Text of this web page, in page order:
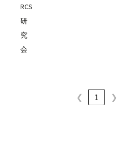
RCS
研
究
会
❮ 1 ❯